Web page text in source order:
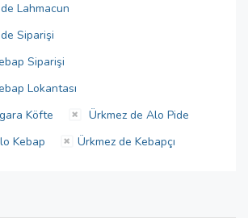
Lahmacun
Siparişi
Siparişi
Lokantası
Köfte
Ürkmez de Alo Pide
Kebap
Ürkmez de Kebapçı